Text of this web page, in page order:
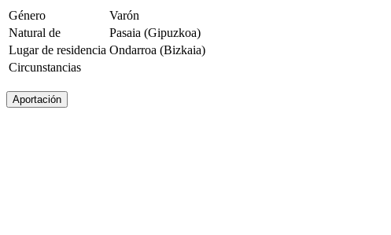
Género
Varón
Natural de
Pasaia (Gipuzkoa)
Lugar de residencia Ondarroa (Bizkaia)
Circunstancias